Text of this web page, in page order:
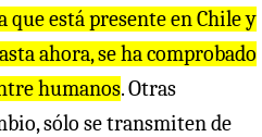
que está presente en Chile y
ahora, se ha comprobado
humanos. Otras
sólo se transmiten de